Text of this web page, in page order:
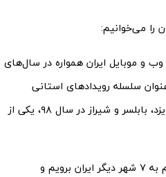
را می‌خوانیم:
و موبایل ایران همواره در سال‌های
سلسله‌ رویدادهای استانی
جشنواره وب و موبایل ایران در شهرهای اصفهان، مشهد، رشت، قزوین، یزد، بابلسر و شیراز در سال ۹۸، یکی از
امسال در دوره سیزدهم جشنواره وب و موبایل ایران نیز تصمیم داشتیم به ۷ شهر دیگر ایران برویم و